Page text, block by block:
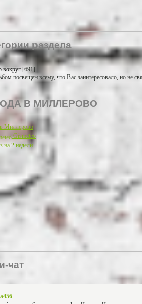
раздела
вокруг [691]
посвещен всему, что Вас заинтересовало, но не
В МИЛЛЕРОВО
Миллерово
Gismeteo
на 2 недели
чат